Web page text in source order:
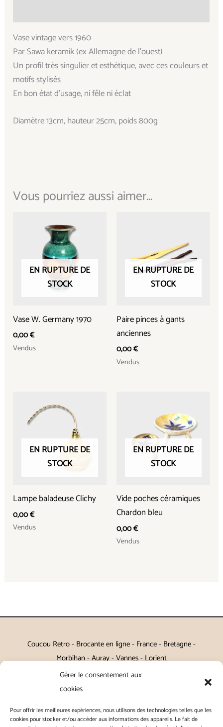
Gérer le consentement aux
cookies
Pour offrir les meilleures expériences, nous utilisons des technologies telles que les
cookies pour stocker et/ou accéder aux informations des appareils. Le fait de
Vase vintage vers 1960
Par Sawa keramik (ex Allemagne de l’ouest)
Un profil très singulier et esthétique, avec ces couleurs et
motifs stylisés
En bon état d’usage, ni fêle ni éclat
Diamètre 13cm, hauteur 25cm, poids 800g
Vous pourriez aussi aimer...
EN RUPTURE DE
STOCK
Vase W. Germany 1970
0,00€
Vendus
EN RUPTURE DE
STOCK
Paire pinces à gants
anciennes
0,00€
Vendus
EN RUPTURE DE
STOCK
Lampe baladeuse Clichy
0,00€
Vendus
EN RUPTURE DE
STOCK
Vide poches céramiques
Chardon bleu
0,00€
Vendus
Coucou Retro - Brocante en ligne - France - Bretagne -
Morbihan - Auray - Vannes - Lorient
Petits meubles, décoration, miroirs, luminaires, Art de la table
Campagne Chic, Kitch